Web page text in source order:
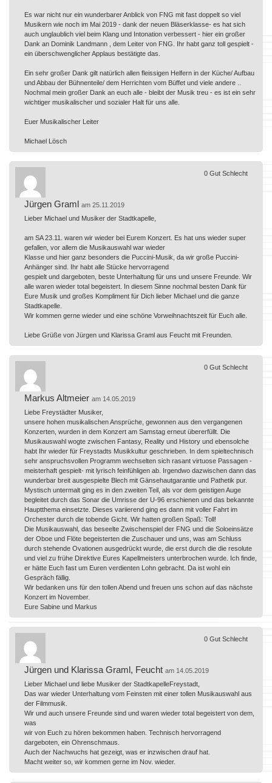
Es war nicht nur ein wunderbarer Anblick von FNG mit fast doppelt so viel
Musikern wie noch im Mai 2019 - dank der neuen Bläserklasse- es hat sich
auch unglaublich viel beim Klang und Intonation verbessert - hier ein großer
Dank an Dominik Landmann , dem Leiter von FNG. Ihr habt ganz toll gespielt -
ein überschwenglicher Applaus bestätigte das.
Ein sehr großer Dank gilt natürlich allen fleissigen Helfern in der Küche/ Aufbau
und Abbau der Bühnenteile/ dem Herrichten vom Büffet und viele andere ..
Nochmal mein großer Dank an euch alle - bleibt der Musik treu - es ist ein sehr
wichtiger musikalischer und sozialer Halt für uns alle.
Euer Musikalischer Leiter
Michael Lösch
Jürgen Graml am 25.11.2019
Lieber Michael und Musiker der Stadtkapelle,
am SA 23.11. waren wir wieder bei Eurem Konzert. Es hat uns wieder super
gefallen, vor allem die Musikauswahl war wieder
Klasse und hier ganz besonders die Puccini-Musik, da wir große Puccini-
Anhänger sind. Ihr habt alle Stücke hervorragend
gespielt und dargeboten, beste Unterhaltung für uns und unsere Freunde. Wir
alle waren wieder total begeistert. In diesem Sinne nochmal besten Dank für
Eure Musik und großes Kompliment für Dich lieber Michael und die ganze
Stadtkapelle.
Wir kommen gerne wieder und eine schöne Vorweihnachtszeit für Euch alle.
Liebe Grüße von Jürgen und Klarissa Graml aus Feucht mit Freunden.
0 Gut Schlecht
Markus Altmeier am 14.05.2019
Liebe Freystädter Musiker,
unsere hohen musikalischen Ansprüche, gewonnen aus den vergangenen
Konzerten, wurden in dem Konzert am Samstag erneut übererfüllt. Die
Musikauswahl wogte zwischen Fantasy, Reality und History und ebensolche
habt Ihr wieder für Freystadts Musikkultur geschrieben. In dem spieltechnisch
sehr anspruchsvollen Programm wechselten sich rasant virtuose Passagen -
meisterhaft gespielt- mit lyrisch feinfühligen ab. Irgendwo dazwischen dann das
wunderbar breit ausgespielte Blech mit Gänsehautgarantie und Pathetik pur.
Mystisch untermalt ging es in den zweiten Teil, als vor dem geistigen Auge
begleitet durch das Sonar die Umrisse der U-96 erschienen und das bekannte
Hauptthema einsetzte. Dieses variierend ging es dann mit voller Fahrt im
Orchester durch die tobende Gicht. Wir hatten großen Spaß: Toll!
Die Musikauswahl, das beseelte Zwischenspiel der FNG und die Soloeinsätze
der Oboe und Flöte begeisterten die Zuschauer und uns, was am Schluss
durch stehende Ovationen ausgedrückt wurde, die erst durch die die resolute
und viel zu frühe Direktive Eures Kapellmeisters unterbrochen wurde. Ich finde,
er hätte Euch fast um Euren verdienten Lohn gebracht. Da ist wohl ein
Gespräch fällig.
Wir bedanken uns für den tollen Abend und freuen uns schon auf das nächste
Konzert im November.
Eure Sabine und Markus
0 Gut Schlecht
Jürgen und Klarissa Graml, Feucht am 14.05.2019
Lieber Michael und liebe Musiker der StadtkapelleFreystadt,
Das war wieder Unterhaltung vom Feinsten mit einer tollen Musikauswahl aus
der Filmmusik.
Wir und auch unsere Freunde sind und waren wieder total begeistert von dem,
was
wir von Euch zu hören bekommen haben. Technisch hervorragend
dargeboten, ein Ohrenschmaus.
Auch der Nachwuchs hat gezeigt, was er inzwischen drauf hat.
Macht weiter so, wir kommen gerne im Nov. wieder.
0 Gut Schlecht